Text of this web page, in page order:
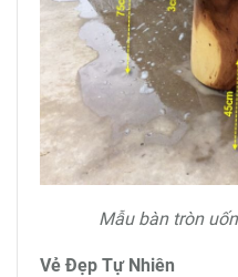
Mẫu bàn tròn
Vẻ Đẹp Tự Nhiên